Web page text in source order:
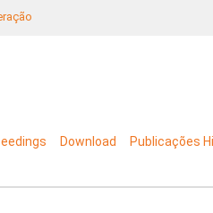
Download Publicações